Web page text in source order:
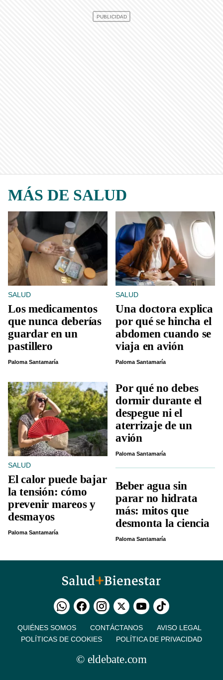
MÁS DE SALUD
SALUD
Los medicamentos
que nunca deberías
guardar en un
pastillero
Paloma Santamaría
SALUD
Una doctora explica
por qué se hincha el
abdomen cuando se
viaja en avión
Paloma Santamaría
SALUD
El calor puede bajar
la tensión: cómo
prevenir mareos y
desmayos
Paloma Santamaría
Por qué no debes
dormir durante el
despegue ni el
aterrizaje de un
avión
Paloma Santamaría
Beber agua sin
parar no hidrata
más: mitos que
desmonta la ciencia
Paloma Santamaría
QUIÉNES SOMOS CONTÁCTANOS
AVISO LEGAL
POLÍTICAS DE COOKIES
POLÍTICA DE PRIVACIDAD
© eldebate.com